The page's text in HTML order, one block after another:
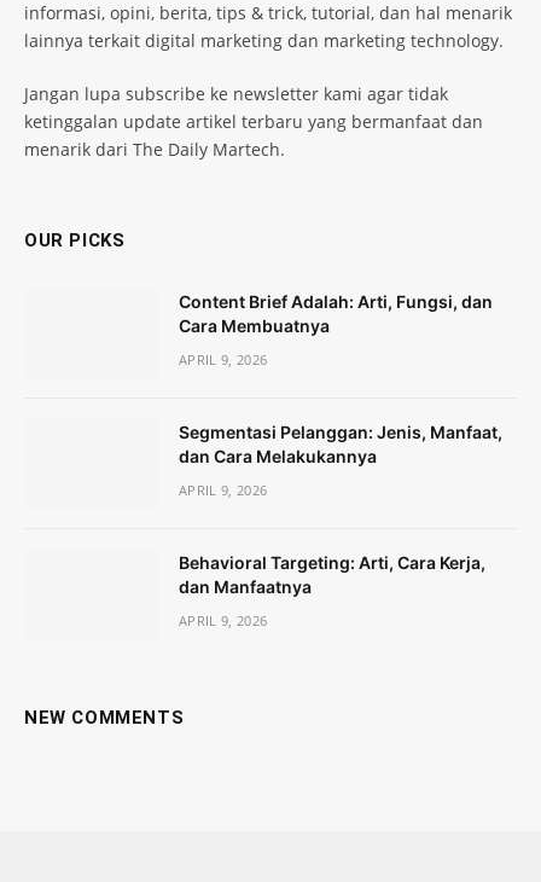
informasi, opini, berita, tips & trick, tutorial, dan hal menarik
lainnya terkait digital marketing dan marketing technology.
Jangan lupa subscribe ke newsletter kami agar tidak
ketinggalan update artikel terbaru yang bermanfaat dan
menarik dari The Daily Martech.
OUR PICKS
Content Brief Adalah: Arti, Fungsi, dan
Cara Membuatnya
APRIL 9, 2026
Segmentasi Pelanggan: Jenis, Manfaat,
dan Cara Melakukannya
APRIL 9, 2026
Behavioral Targeting: Arti, Cara Kerja,
dan Manfaatnya
APRIL 9, 2026
NEW COMMENTS